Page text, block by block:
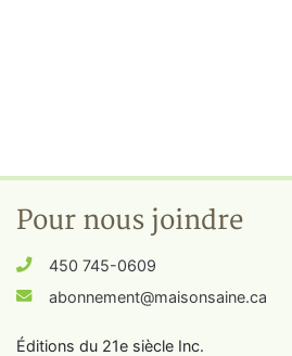
Pour nous joindre
450 745-0609
abonnement@maisonsaine.ca
Éditions du 21e siècle Inc.